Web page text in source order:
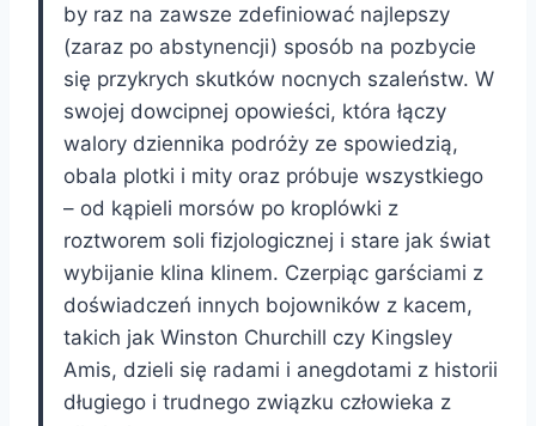
by raz na zawsze zdefiniować najlepszy
(zaraz po abstynencji) sposób na pozbycie
się przykrych skutków nocnych szaleństw. W
swojej dowcipnej opowieści, która łączy
walory dziennika podróży ze spowiedzią,
obala plotki i mity oraz próbuje wszystkiego
– od kąpieli morsów po kroplówki z
roztworem soli fizjologicznej i stare jak świat
wybijanie klina klinem. Czerpiąc garściami z
doświadczeń innych bojowników z kacem,
takich jak Winston ­Churchill czy Kingsley
Amis, dzieli się radami i anegdotami z historii
długiego i trudnego związku człowieka z